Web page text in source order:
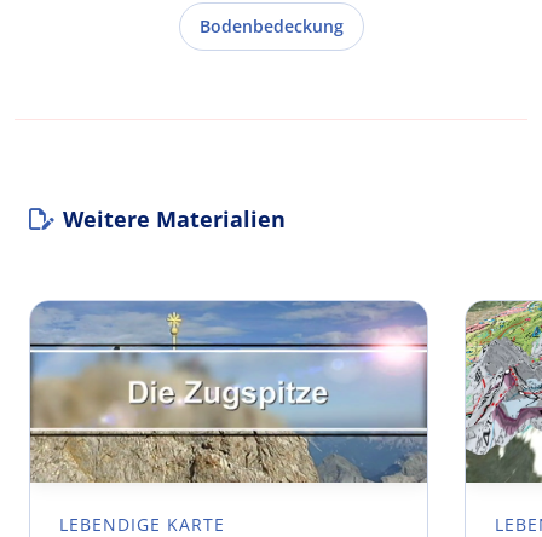
Bodenbedeckung
Weitere Materialien
LEBENDIGE KARTE